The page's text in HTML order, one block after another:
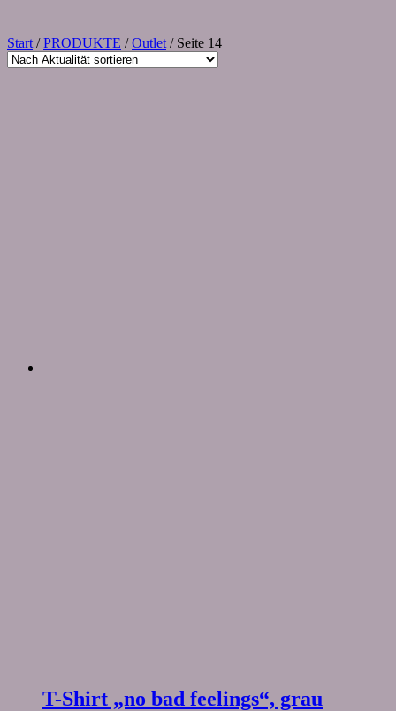
Start /PRODUKTE /Outlet / Seite 14
T-Shirt „no bad feelings“, grau